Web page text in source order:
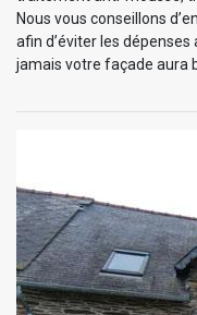
Nous vous conseillons
afin d’éviter les
jamais votre façade aura